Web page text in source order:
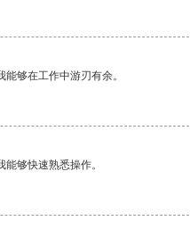
够在工作中游刃有余。
够快速熟悉操作。